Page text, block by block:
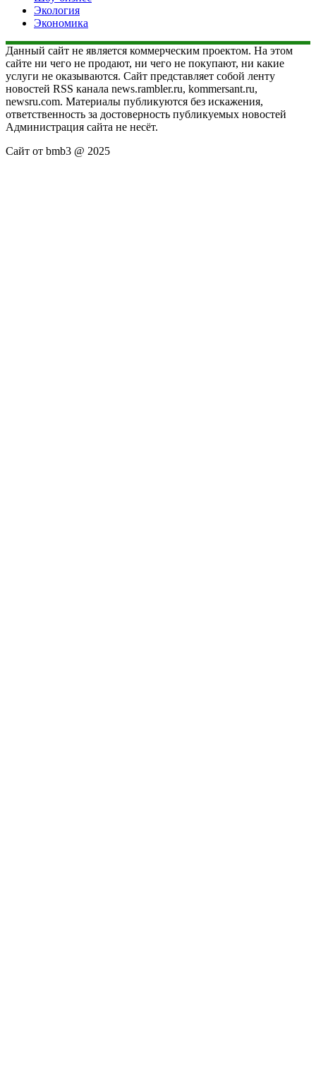
Экология
Экономика
Данный сайт не является коммерческим проектом. На этом
сайте ни чего не продают, ни чего не покупают, ни какие
услуги не оказываются. Сайт представляет собой ленту
новостей RSS канала news.rambler.ru, kommersant.ru,
newsru.com. Материалы публикуются без искажения,
ответственность за достоверность публикуемых новостей
Администрация сайта не несёт.
Сайт от bmb3 @ 2025